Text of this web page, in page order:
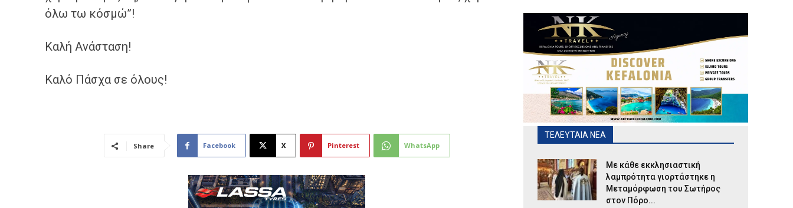
όλω τω κόσμώ”!
Καλή Ανάσταση!
Καλό Πάσχα σε όλους!
Share Facebook X Pinterest WhatsApp
ΤΕΛΕΥΤΑΙΑ ΝΕΑ
Με κάθε εκκλησιαστική
λαμπρότητα γιορτάστηκε η
Μεταμόρφωση του Σωτήρος
στον Πόρο...